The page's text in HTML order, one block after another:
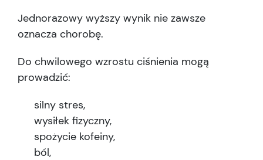
Jednorazowy wyższy wynik nie zawsze
oznacza chorobę.
Do chwilowego wzrostu ciśnienia mogą
prowadzić:
silny stres,
wysiłek fizyczny,
spożycie kofeiny,
ból,